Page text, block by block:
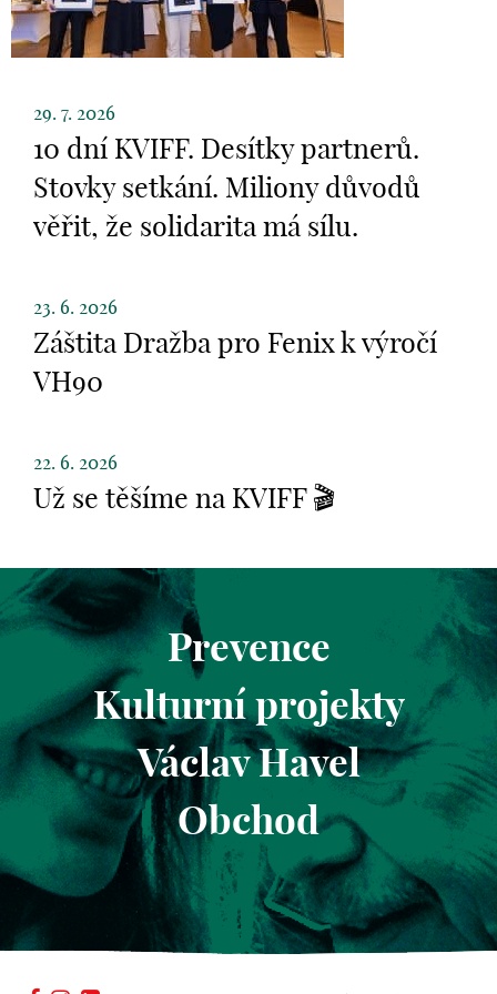
29. 7. 2026
10 dní KVIFF. Desítky partnerů.
Stovky setkání. Miliony důvodů
věřit, že solidarita má sílu.
23. 6. 2026
Záštita Dražba pro Fenix k výročí
VH90
22. 6. 2026
Už se těšíme na KVIFF 🎬
Prevence
Kulturní projekty
Václav Havel
Obchod